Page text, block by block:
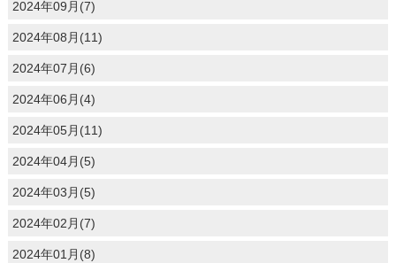
2024年09月(7)
2024年08月(11)
2024年07月(6)
2024年06月(4)
2024年05月(11)
2024年04月(5)
2024年03月(5)
2024年02月(7)
2024年01月(8)